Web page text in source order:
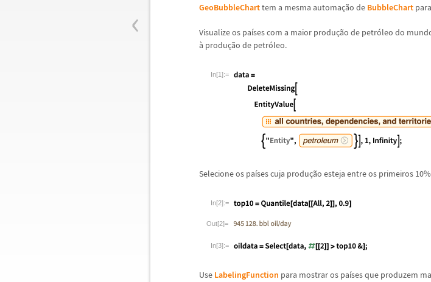
‹ GeoBubbleCharttem a mesma automação de BubbleChart
Visualize os países com a maior produção de petróleo do
à produção de petróleo.
In[1]:=
Selecione os países cuja produção esteja entre os primeiros
In[2]:=
Out[2]=
In[3]:=
Use LabelingFunction para mostrar os países que produzem